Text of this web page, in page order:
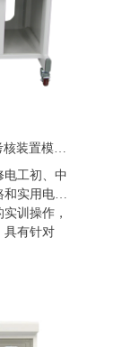
BOH-201初级中级维修电工技能实验教学考核装置模块化职教维修电工实训台
工初、中
和实用电子
训操作，
具有针对